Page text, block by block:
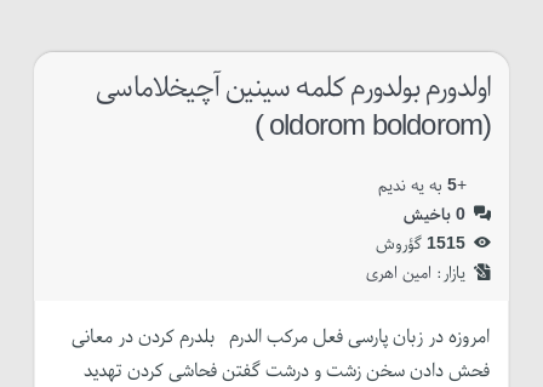
اولدورم بولدورم کلمه سینین آچیخلاماسی
(oldorom boldorom )
+
5به یه ندیم
0باخیش
1515گؤروش
یازار:‌ امین اهری
امروزه در زبان پارسی فعل مرکب الدرم بلدرم کردن در معانی
فحش دادن سخن زشت و درشت گفتن فحاشی کردن تهدید